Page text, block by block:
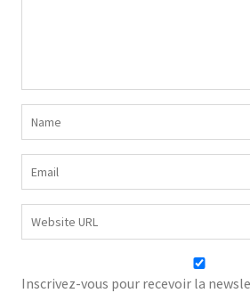
Inscrivez-vous pour recevoir la